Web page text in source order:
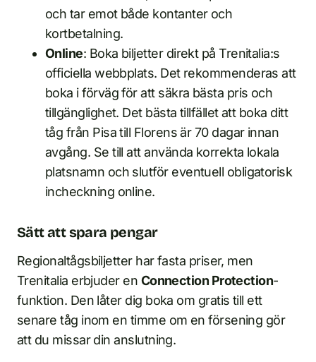
och tar emot både kontanter och
kortbetalning.
Online: Boka biljetter direkt på Trenitalia:s
officiella webbplats. Det rekommenderas att
boka i förväg för att säkra bästa pris och
tillgänglighet. Det bästa tillfället att boka ditt
tåg från Pisa till Florens är 70 dagar innan
avgång. Se till att använda korrekta lokala
platsnamn och slutför eventuell obligatorisk
incheckning online.
Sätt att spara pengar
Regionaltågsbiljetter har fasta priser, men
Trenitalia erbjuder en Connection Protection-
funktion. Den låter dig boka om gratis till ett
senare tåg inom en timme om en försening gör
att du missar din anslutning.